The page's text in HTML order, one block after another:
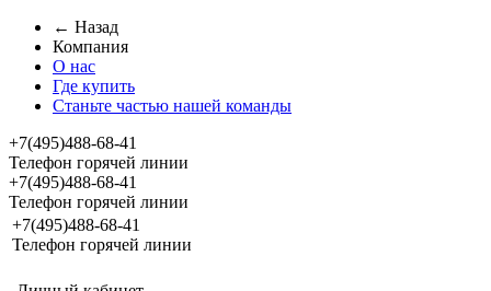
← Назад
Компания
О нас
Где купить
Станьте частью нашей команды
+7(495)488-68-41
Телефон горячей линии
+7(495)488-68-41
Телефон горячей линии
+7(495)488-68-41
Телефон горячей линии